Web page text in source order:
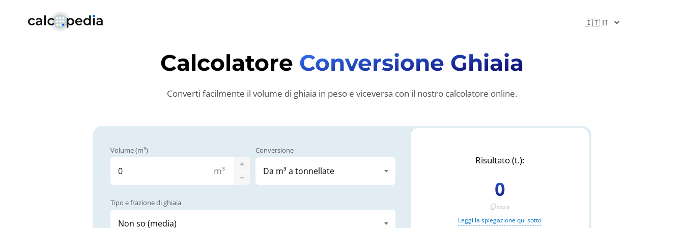
Calcolatore Conversione Ghiaia
Converti facilmente il volume di ghiaia in peso e viceversa con il nostro calcolatore online.
Volume (m³)
m³
Conversione
Tipo e frazione di ghiaia
Risultato (t.):
0
content_copycopia
Leggi la spiegazione qui sotto